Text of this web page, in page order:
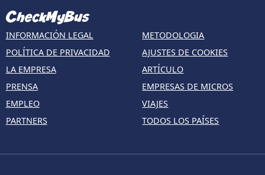
INFORMACIÓN LEGAL
POLÍTICA DE PRIVACIDAD
LA EMPRESA
PRENSA
EMPLEO
PARTNERS
METODOLOGIA
AJUSTES DE COOKIES
ARTÍCULO
EMPRESAS DE MICROS
VIAJES
TODOS LOS PAÍSES